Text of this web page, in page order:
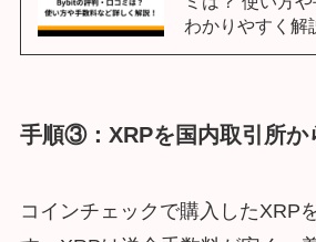
ミは？ 使い方
わかりやすく解
手順③：XRPを国内取引所か
コインチェックで購入したXRP